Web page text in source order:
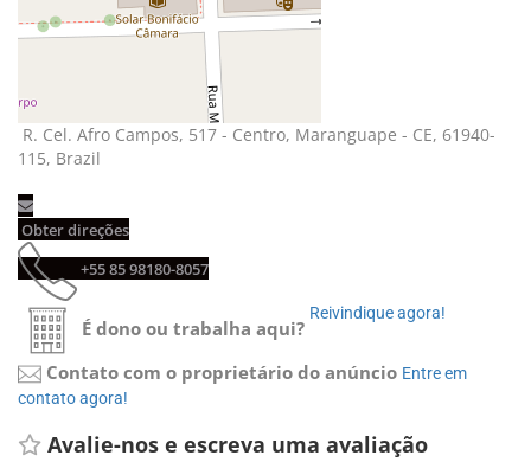
R. Cel. Afro Campos, 517 - Centro, Maranguape - CE, 61940-
115, Brazil
Obter direções
+55 85 98180-8057
É dono ou trabalha aqui?
Reivindique agora!
Contato com o proprietário do anúncio Entre em
contato agora!
Avalie-nos e escreva uma avaliação